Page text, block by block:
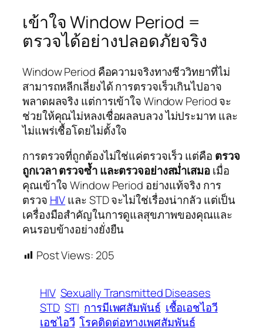
เข้าใจ Window Period =
ตรวจได้อย่างปลอดภัยจริง
Window Period คือความจริงทางชีววิทยาที่ไม่
สามารถหลีกเลี่ยงได้ การตรวจเร็วเกินไปอาจ
พลาดผลจริง แต่การเข้าใจ Window Period จะ
ช่วยให้คุณไม่หลงเชื่อผลลบลวง ไม่ประมาท และ
ไม่แพร่เชื้อโดยไม่ตั้งใจ
การตรวจที่ถูกต้องไม่ใช่แค่ตรวจเร็ว แต่คือ ตรวจ
ถูกเวลา ตรวจซ้ำ และตรวจอย่างสม่ำเสมอเมื่อ
คุณเข้าใจ Window Period อย่างแท้จริง การ
ตรวจ HIVและ STD จะไม่ใช่เรื่องน่ากลัว แต่เป็น
เครื่องมือสำคัญในการดูแลสุขภาพของคุณและ
คนรอบข้างอย่างยั่งยืน
Post Views: 205
HIV Sexually Transmitted Diseases
STD STI การมีเพศสัมพันธ์ เชื้อเอชไอวี
เอชไอวี โรคติดต่อทางเพศสัมพันธ์